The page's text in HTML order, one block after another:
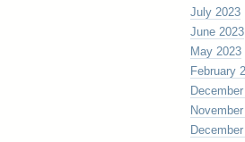
July 2023
June 2023
May 2023
February